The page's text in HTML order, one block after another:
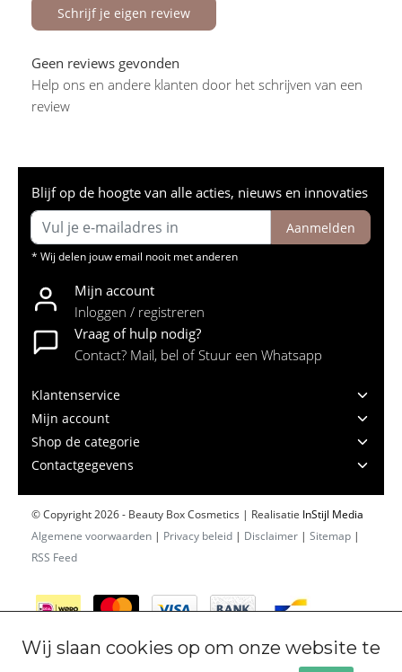
Schrijf je eigen review
Geen reviews gevonden
Help ons en andere klanten door het schrijven van een
review
Blijf op de hoogte van alle acties, nieuws en innovaties
Aanmelden
* Wij delen jouw email nooit met anderen
Mijn account
Inloggen / registreren
Vraag of hulp nodig?
Contact? Mail, bel of Stuur een Whatsapp
Klantenservice
Mijn account
Shop de categorie
Contactgegevens
© Copyright 2026 - Beauty Box Cosmetics | Realisatie InStijl Media
Algemene voorwaarden | Privacy beleid | Disclaimer | Sitemap |
RSS Feed
Wij slaan cookies op om onze website te